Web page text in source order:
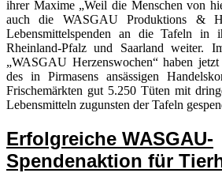
ihrer Maxime „Weil die Menschen von
auch die WASGAU Produktions &
Lebensmittelspenden an die Tafeln in
Rheinland-Pfalz und Saarland weiter.
„WASGAU Herzenswochen“ haben
des in Pirmasens ansässigen
Frischemärkten gut 5.250 Tüten mit
Lebensmitteln zugunsten der Tafeln
Erfolgreiche WASGAU-
Spendenaktion für